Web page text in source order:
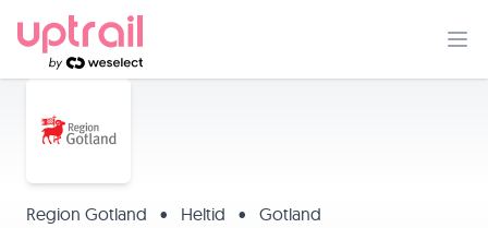
Region Gotland • Heltid • Gotland